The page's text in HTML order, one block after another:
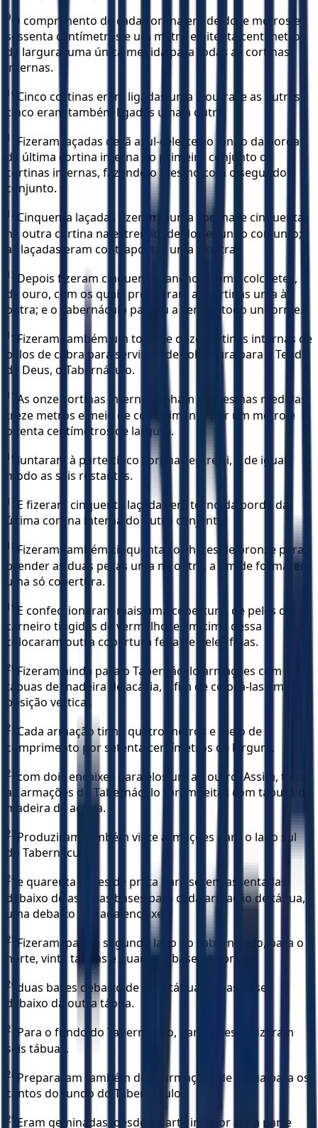
9O comprimento de cada cortina era de doze metros e
sessenta centímetros e um metro e oitenta centímetros
de largura; uma única medida para todas as cortinas
internas.
10 Cinco cortinas eram ligadas uma à outra; e as outras
cinco eram também ligadas uma à outra.
11
Fizeram laçadas de lã azul-celeste ao longo da borda
da última cortina interna do primeiro conjunto de
cortinas internas, fazendo o mesmo com o segundo
conjunto.
12 Cinquenta laçadas fizeram numa cortina, e cinquenta,
na outra cortina na extremidade do segundo conjunto;
as laçadas eram contrapostas uma à outra.
13 Depois fizeram cinquenta ganchos, como colchetes,
de ouro, com os quais prenderam as cortinas uma à
outra; e o Tabernáculo passou a ser um todo uniforme.
14 Fizeram também um total de onze cortinas internas de
pelos de cabra para servirem de cobertura para a Tenda
de Deus, o Tabernáculo.
15 As onze cortinas internas tinham as mesmas medidas:
treze metros e meio de comprimento por um metro e
oitenta centímetros de largura.
16 Juntaram à parte cinco cortinas entre si, e de igual
modo as seis restantes.
17 E fizeram cinquenta laçadas em torno da borda da
última cortina interna do outro conjunto.
18 Fizeram também cinquenta colchetes de bronze para
prender as duas peças uma na outra, a fim de formarem
uma só cobertura.
19 E confeccionaram mais uma cobertura, de peles de
carneiro tingidas de vermelho; e em cima dessa
colocaram outra cobertura feita de peles finas.
20 Fizeram ainda para o Tabernáculo armações com
tábuas de madeira de acácia, a fim de colocá-las em
posição vertical.
21
Cada armação tinha quatro metros e meio de
comprimento por setenta centímetros de largura,
22 com dois encaixes paralelos um ao outro. Assim, todas
as armações do Tabernáculo foram feitas com tábuas de
madeira de acácia.
23 Produziram também vinte armações para o lado sul
do Tabernáculo
24 e quarenta bases de prata para serem assentadas
debaixo delas; duas bases para cada armação de tábua,
uma debaixo de cada encaixe.
25 Fizeram, para o segundo lado do Tabernáculo, para o
norte, vinte tábuas e quarenta bases de prata:
26 duas bases debaixo de uma tábua e duas bases
debaixo da outra tábua.
27 Para o fundo do Tabernáculo, para o oeste, fizeram
seis tábuas.
28 Prepararam também duas armações de tábua para os
cantos do fundo do Tabernáculo.
29 Eram geminadas, desde a parte inferior até a parte